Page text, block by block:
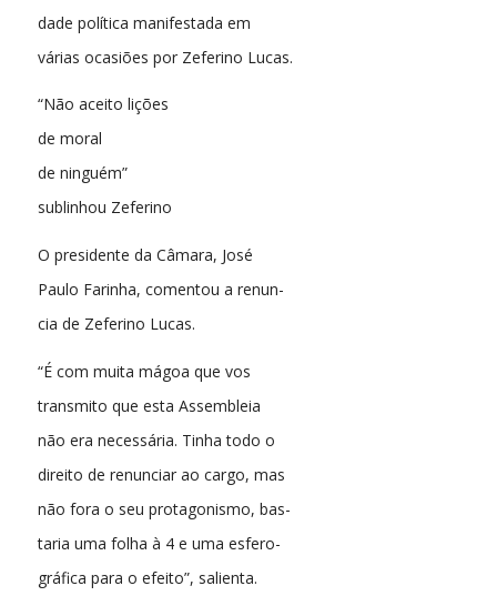
dade política manifestada em
várias ocasiões por Zeferino Lucas.
“Não aceito lições
de moral
de ninguém”
sublinhou Zeferino
O presidente da Câmara, José
Paulo Farinha, comentou a renun-
cia de Zeferino Lucas.
“É com muita mágoa que vos
transmito que esta Assembleia
não era necessária. Tinha todo o
direito de renunciar ao cargo, mas
não fora o seu protagonismo, bas-
taria uma folha à 4 e uma esfero-
gráfica para o efeito”, salienta.